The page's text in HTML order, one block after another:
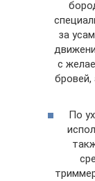
за
с
бровей,
По